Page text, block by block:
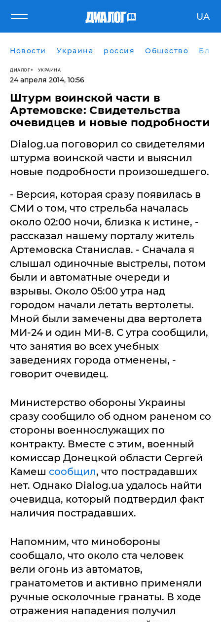
UA
Новости Украина россия Общество
ДИАЛОГ УКРАИНА
24 апреля 2014, 10:56
Штурм воинской части в
Артемовске: Свидетельства
очевидцев и новые подробности
Dialog.ua поговорил со свидетелями
штурма воинской части и выяснил
новые подробности произошедшего.
- Версия, которая сразу появилась в
СМИ о том, что стрельба началась
около 02:00 ночи, близка к истине, -
рассказал нашему порталу житель
Артемовска Станислав. - Сначала я
слышал одиночные выстрелы, потом
были и автоматные очереди и
взрывы. Около 05:00 утра над
городом начали летать вертолеты.
Мной были замечены два вертолета
МИ-24 и один МИ-8. С утра сообщили,
что занятия во всех учебных
заведениях города отменены, -
говорит очевидец.
Министерство обороны Украины
сразу сообщило об одном раненом со
стороны военнослужащих по
контракту. Вместе с этим, военный
комиссар Донецкой области Сергей
Камеш сообщил, что пострадавших
нет. Однако Dialog.ua удалось найти
очевидца, который подтвердил факт
наличия пострадавших.
Напомним, что минобороны
сообщало, что около ста человек
вели огонь из автоматов,
гранатометов и активно применяли
ручные осколочные гранаты. В ходе
отражения нападения получил